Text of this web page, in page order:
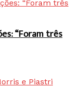
“Foram três